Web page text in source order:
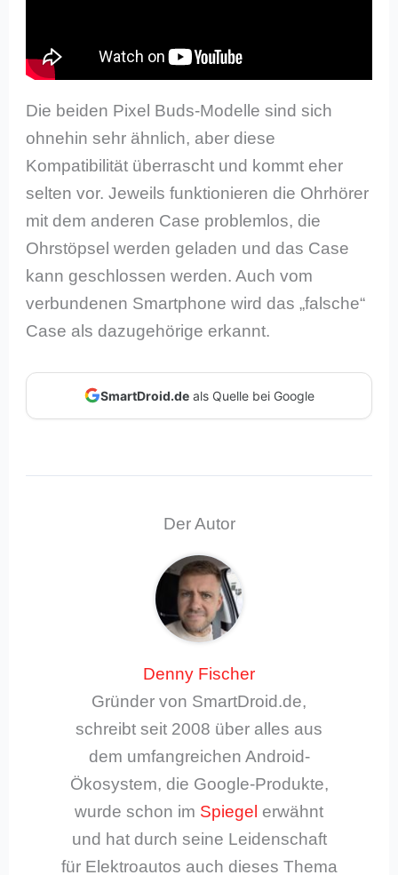
Die beiden Pixel Buds-Modelle sind sich
ohnehin sehr ähnlich, aber diese
Kompatibilität überrascht und kommt eher
selten vor. Jeweils funktionieren die Ohrhörer
mit dem anderen Case problemlos, die
Ohrstöpsel werden geladen und das Case
kann geschlossen werden. Auch vom
verbundenen Smartphone wird das „falsche“
Case als dazugehörige erkannt.
SmartDroid.deals Quelle bei Google
Der Autor
Denny Fischer
Gründer von SmartDroid.de,
schreibt seit 2008 über alles aus
dem umfangreichen Android-
Ökosystem, die Google-Produkte,
wurde schon im Spiegel erwähnt
und hat durch seine Leidenschaft
für Elektroautos auch dieses Thema